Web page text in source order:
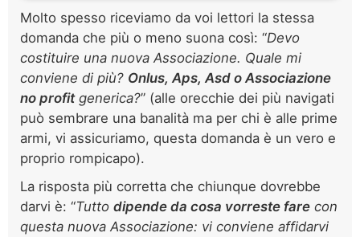
Molto spesso riceviamo da voi lettori la stessa
domanda che più o meno suona così: “Devo
costituire una nuova Associazione. Quale mi
conviene di più? Onlus, Aps, Asd o Associazione
no profitgenerica?” (alle orecchie dei più navigati
può sembrare una banalità ma per chi è alle prime
armi, vi assicuriamo, questa domanda è un vero e
proprio rompicapo).
La risposta più corretta che chiunque dovrebbe
darvi è: “Tutto dipende da cosa vorreste fare con
questa nuova Associazione: vi conviene affidarvi